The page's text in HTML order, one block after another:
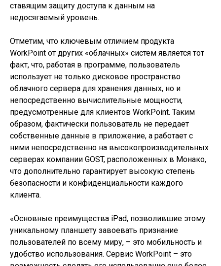
ставящим защиту доступа к данным на
недосягаемый уровень.
Отметим, что ключевым отличием продукта
WorkPoint от других «облачных» систем является тот
факт, что, работая в программе, пользователь
использует не только дисковое пространство
облачного сервера для хранения данных, но и
непосредственно вычислительные мощности,
предусмотренные для клиентов WorkPoint. Таким
образом, фактически пользователь не передает
собственные данные в приложение, а работает с
ними непосредственно на высокопроизводительных
серверах компании GOST, расположенных в Монако,
что дополнительно гарантирует высокую степень
безопасности и конфиденциальности каждого
клиента.
«Основные преимущества iPad, позволившие этому
уникальному планшету завоевать признание
пользователей по всему миру, – это мобильность и
удобство использования. Сервис WorkPoint – это